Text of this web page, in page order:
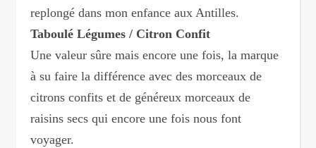
replongé dans mon enfance aux Antilles.
Taboulé Légumes / Citron Confit
Une valeur sûre mais encore une fois, la marque
à su faire la différence avec des morceaux de
citrons confits et de généreux morceaux de
raisins secs qui encore une fois nous font
voyager.